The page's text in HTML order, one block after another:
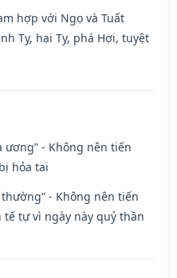
hợp với Ngọ và Tuất
Tỵ, hại Tỵ, phá Hợi, tuyệt
ương” - Không nên tiến
hỏa tai
- Không nên tiến
tự vì ngày này quỷ thần